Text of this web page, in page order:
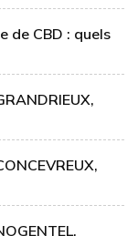
de CBD : quels